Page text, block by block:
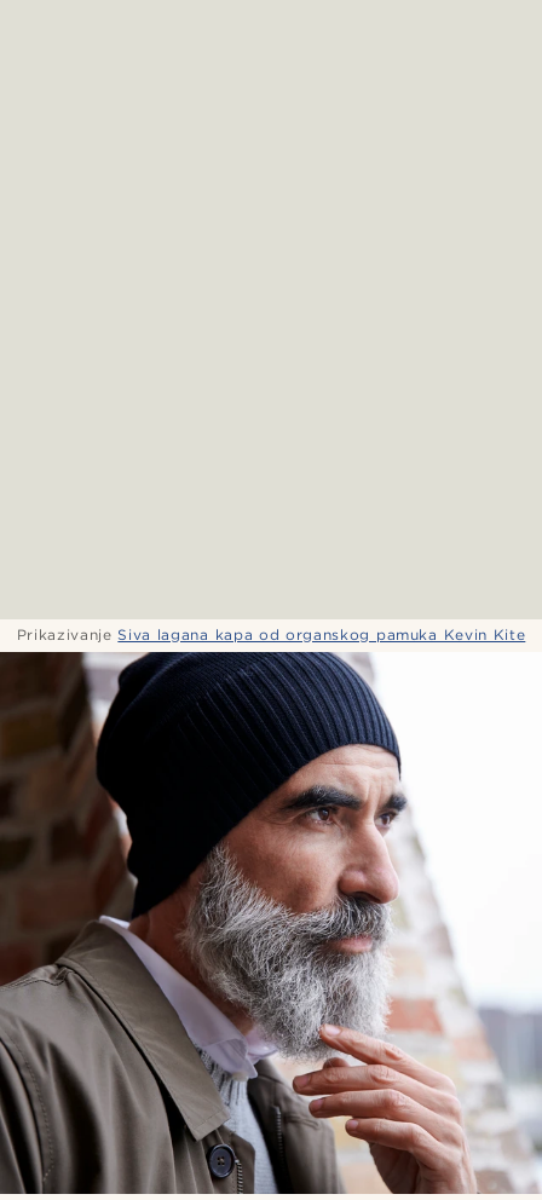
Prikazivanje Siva lagana kapa od organskog pamuka Kevin Kite